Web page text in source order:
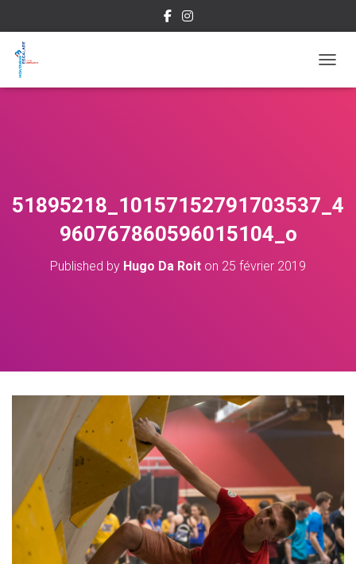
51895218_10157152791703537_4
960767860596015104_o
Published by Hugo Da Roit on 25 février 2019